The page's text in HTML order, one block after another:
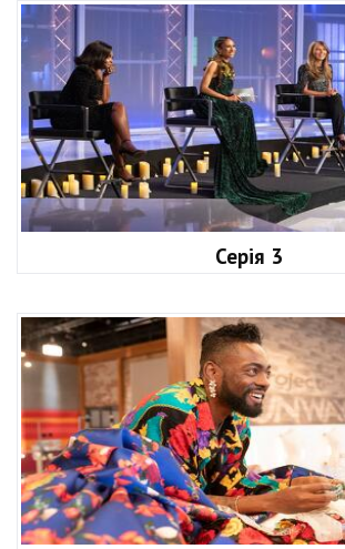
Серія 3